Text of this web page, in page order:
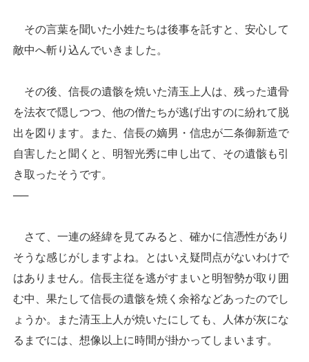
その言葉を聞いた小姓たちは後事を託すと、安心して
敵中へ斬り込んでいきました。
その後、信長の遺骸を焼いた清玉上人は、残った遺骨
を法衣で隠しつつ、他の僧たちが逃げ出すのに紛れて脱
出を図ります。また、信長の嫡男・信忠が二条御新造で
自害したと聞くと、明智光秀に申し出て、その遺骸も引
き取ったそうです。
──
さて、一連の経緯を見てみると、確かに信憑性があり
そうな感じがしますよね。とはいえ疑問点がないわけで
はありません。信長主従を逃がすまいと明智勢が取り囲
む中、果たして信長の遺骸を焼く余裕などあったのでし
ょうか。また清玉上人が焼いたにしても、人体が灰にな
るまでには、想像以上に時間が掛かってしまいます。